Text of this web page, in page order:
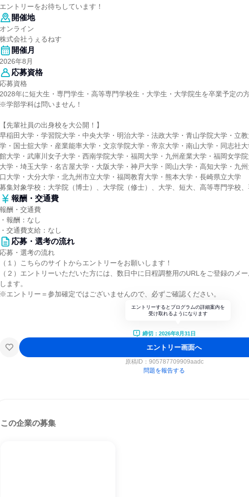
エントリーをお待ちしています！
開催地
オンライン
株式会社うぇるねす
開催月
2026年8月
応募資格
応募資格
2028年に短大生・専門学生・高等専門学校生・大学生・大学院生を卒業予定の
※学部学科は問いません！
【先輩社員の出身校を大公開！】
早稲田大学・学習院大学・中央大学・明治大学・法政大学・青山学院大学・立
学・国士舘大学・産業能率大学・文京学院大学・帝京大学・南山大学・同志社
館大学・武庫川女子大学・西南学院大学・福岡大学・九州産業大学・福岡女学
大学・埼玉大学・名古屋大学・大阪大学・神戸大学・岡山大学・高知大学・九
口大学・大分大学・北九州市立大学・福岡教育大学・熊本大学・長崎県立大学
募集対象学校：大学院（博士）、大学院（修士）、大学、短大、高等専門学校
報酬・交通費
報酬・交通費
・報酬：なし
・交通費支給：なし
応募・選考の流れ
応募・選考の流れ
（１）こちらのサイトからエントリーをお願いします！
（２）エントリーいただいた方には、数日中に日程調整用のURLをご登録のメ
します。
※エントリー＝参加確定ではございませんので、必ずご確認ください。
エントリーするとプログラムの詳細案内を
受け取れるようになります
締切：2026年8月31日
エントリー画面へ
原稿ID： 905787709909aadc
問題を報告する
この企業の募集